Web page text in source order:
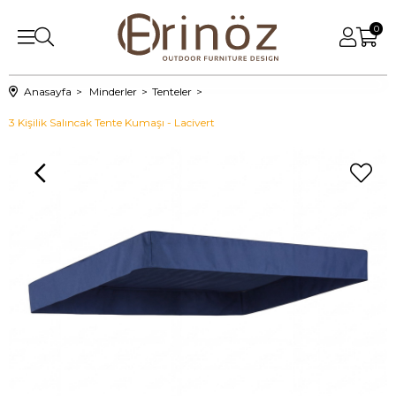
0
Anasayfa Minderler Tenteler
3 Kişilik Salıncak Tente Kumaşı - Lacivert